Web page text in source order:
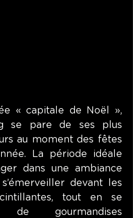
« capitale de Noël »,
se pare de ses plus
au moment des fêtes
La période idéale
dans une ambiance
devant les
tout en se
de gourmandises